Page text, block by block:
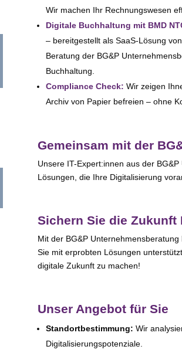
Wir machen Ihr Rechnungswesen
Digitale Buchhaltung mit BMD
– bereit­ge­stellt als SaaS-Lösung
Beratung der BG&P
Buchhaltung.
Compliance Check: Wir zei­gen
Archiv von Papier befrei­en – ohne
Gemeinsam mit der
Unsere IT-Expert:innen aus der
Lösungen, die Ihre Digitalisierung
Sichern Sie die Zukunft
Mit der BG&P
Sie mit erprob­ten Lösungen
digi­ta­le Zukunft zu machen!
Unser Angebot für Sie
Standortbestimmung: Wir
Digitalisierungspotenziale.